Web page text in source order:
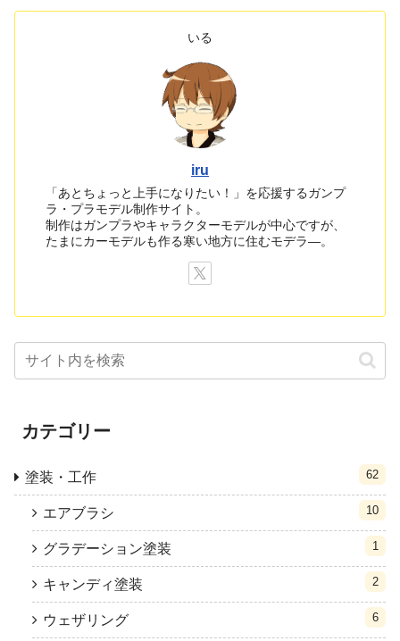
いる
iru
「あとちょっと上手になりたい！」を応援するガンプ
ラ・プラモデル制作サイト。
制作はガンプラやキャラクターモデルが中心ですが、
たまにカーモデルも作る寒い地方に住むモデラ―。
カテゴリー
塗装・工作 62
エアブラシ 10
グラデーション塗装 1
キャンディ塗装 2
ウェザリング 6